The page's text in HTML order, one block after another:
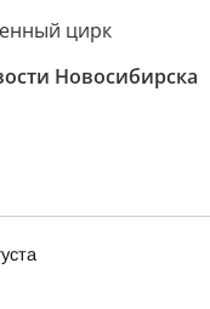
цирк
Новосибирска